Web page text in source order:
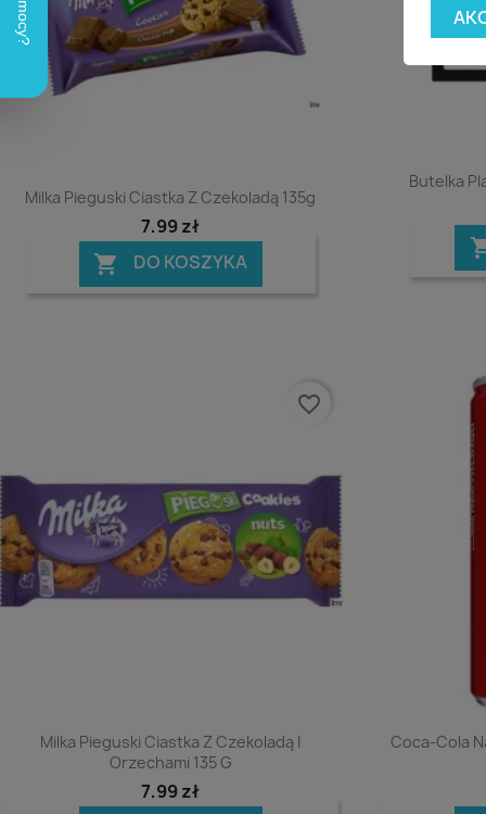
Podgląd
Milka Pieguski Ciastka Z Czekoladą 135g
7,99 zł
 DO KOSZYKA
Butelka
Podgląd
Milka Pieguski Ciastka Z Czekoladą I
Orzechami 135 G
7,99 zł
favorite_border
Coca-Cola